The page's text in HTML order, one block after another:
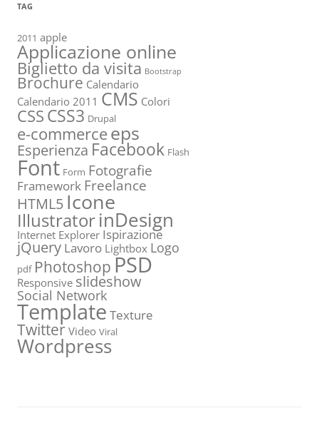
TAG
2011 apple
Applicazione online
Biglietto da visita Bootstrap
Brochure Calendario
Calendario 2011 CMS Colori
CSSCSS3 Drupal
e-commerceeps
Esperienza Facebook Flash
Font Form Fotografie
Framework Freelance
HTML5 Icone
IllustratorinDesign
Internet Explorer Ispirazione
jQuery Lavoro Lightbox Logo
pdf PhotoshopPSD
Responsive slideshow
Social Network
Template Texture
TwitterVideo Viral
Wordpress